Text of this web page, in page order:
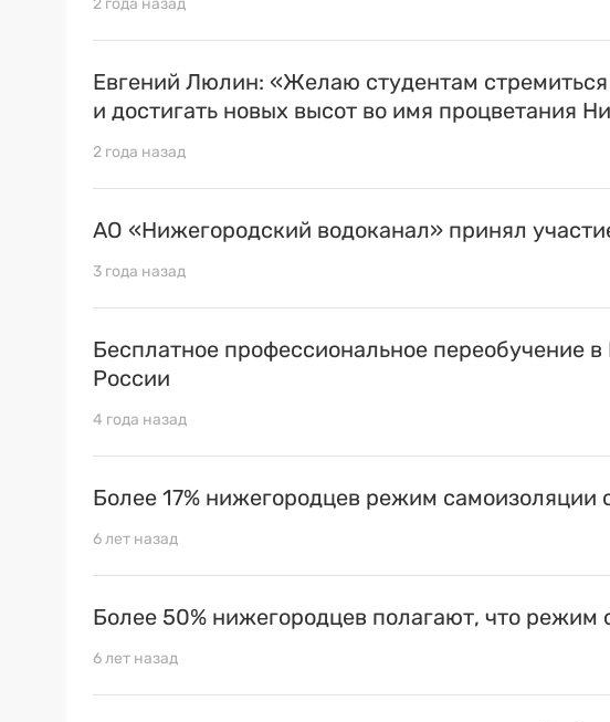
2 года назад
Евгений Люлин: «Желаю студентам
и достигать новых высот во имя процветания
2 года назад
АО «Нижегородский водоканал» принял
3 года назад
Бесплатное профессиональное переобучение
России
4 года назад
Более 17% нижегородцев режим самоизоляции
6 лет назад
Более 50% нижегородцев полагают, что
6 лет назад